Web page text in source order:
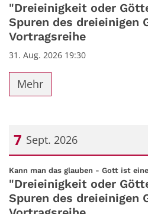
"Dreieinigkeit oder
Spuren des dreieinigen
Vortragsreihe
31. Aug. 2026 19:30
Mehr
7 Sept. 2026
Datum: 7. September 2026
Kann man das glauben - Gott ist
"Dreieinigkeit oder
Spuren des dreieinigen